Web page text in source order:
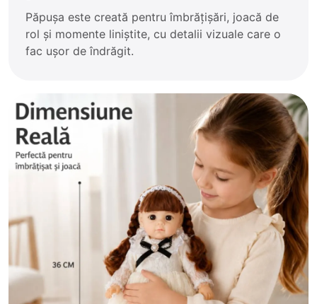
Păpușa este creată pentru îmbrățișări, joacă de
rol și momente liniștite, cu detalii vizuale care o
fac ușor de îndrăgit.